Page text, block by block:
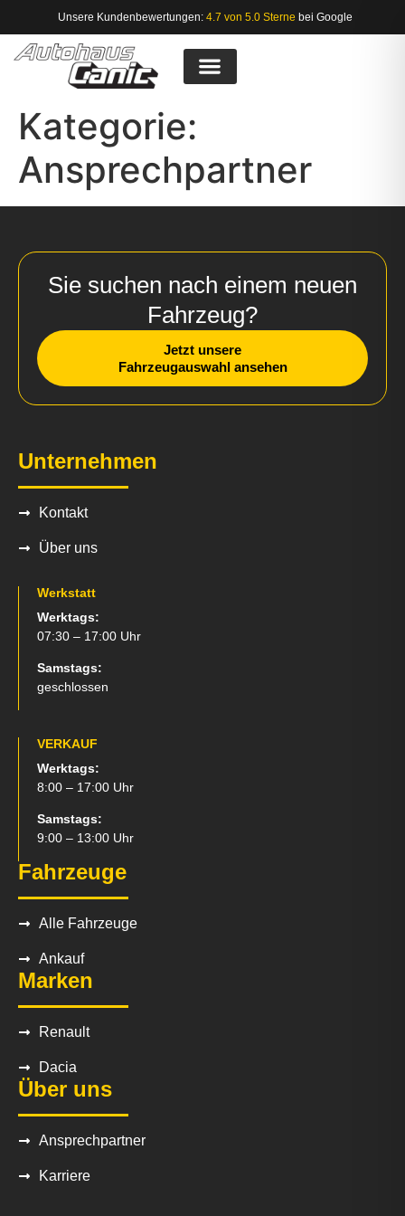
Unsere Kundenbewertungen: 4.7 von 5.0 Sterne bei Google
Kategorie:
Ansprechpartner
Sie suchen nach einem neuen
Fahrzeug?
Jetzt unsere
Fahrzeugauswahl ansehen
Unternehmen
Kontakt
Über uns
Werkstatt
Werktags:
07:30 – 17:00 Uhr
Samstags:
geschlossen
VERKAUF
Werktags:
8:00 – 17:00 Uhr
Samstags:
9:00 – 13:00 Uhr
Fahrzeuge
Alle Fahrzeuge
Ankauf
Marken
Renault
Dacia
Über uns
Ansprechpartner
Karriere